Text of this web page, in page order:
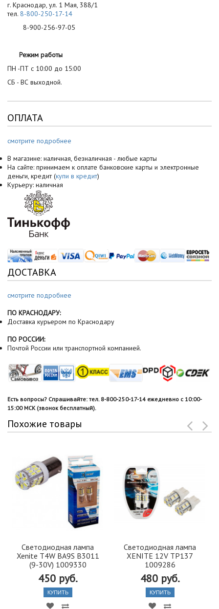
г. Краснодар, ул. 1 Мая, 388/1
тел. 8-800-250-17-14
8-900-256-97-05
Режим работы
ПН -ПТ с 10:00 до 15:00
СБ - ВС выходной.
ОПЛАТА
смотрите подробнее
В магазине: наличная, безналичная - любые карты
На сайте: принимаем к оплате банковские карты и электронные
деньги, кредит (купи в кредит)
Курьеру: наличная
ДОСТАВКА
смотрите подробнее
ПО КРАСНОДАРУ:
Доставка курьером по Краснодару
ПО РОССИИ:
Почтой России или транспортной компанией.
Есть вопросы? Спрашивайте: тел. 8-800-250-17-14 ежедневно с 10:00-
15:00 МСК (звонок бесплатный).
Похожие товары
Светодиодная лампа
Xenite Т4W BA9S B3011
(9-30V) 1009330
450 руб.
КУПИТЬ
Светодиодная лампа
XENITE 12V TP137
1009286
480 руб.
КУПИТЬ